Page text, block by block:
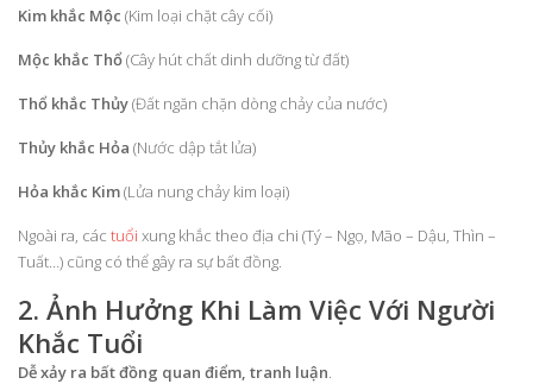
Kim khắc Mộc (Kim loại chặt cây cối)
Mộc khắc Thổ(Cây hút chất dinh dưỡng từ đất)
Thổ khắc Thủy(Đất ngăn chặn dòng chảy của nước)
Thủy khắc Hỏa (Nước dập tắt lửa)
Hỏa khắc Kim(Lửa nung chảy kim loại)
Ngoài ra, các tuổi xung khắc theo địa chi (Tý – Ngọ, Mão – Dậu, Thìn –
Tuất…) cũng có thể gây ra sự bất đồng.
2. Ảnh Hưởng Khi Làm Việc Với Người
Khắc Tuổi
Dễ xảy ra bất đồng quan điểm, tranh luận.